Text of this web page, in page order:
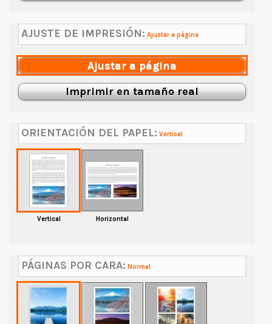
AJUSTE DE IMPRESIÓN: Ajustar a página
Ajustar a página
Imprimir en tamaño real
ORIENTACIÓN DEL PAPEL: Vertical
Vertical Horizontal
PÁGINAS POR CARA: Normal